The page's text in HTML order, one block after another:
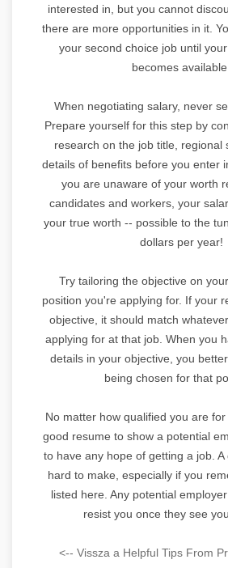
interested in, but you cannot
there are more opportunities in it.
your second choice job until
becomes available.
When negotiating salary, never
Prepare yourself for this step by
research on the job title, regional
details of benefits before you enter
you are unaware of your worth
candidates and workers, your
your true worth -- possible to the
dollars per year!
Try tailoring the objective on
position you're applying for. If your
objective, it should match
applying for at that job. When you
details in your objective, you
being chosen for that
No matter how qualified you are
good resume to show a potential
to have any hope of getting a job.
hard to make, especially if you
listed here. Any potential
resist you once they see
<-- Vissza a Helpful Tips From